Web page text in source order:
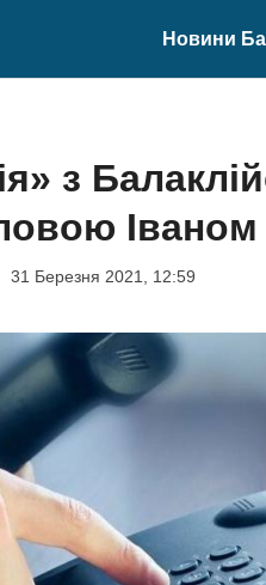
Новини
з
31 Березня 2021, 12:59